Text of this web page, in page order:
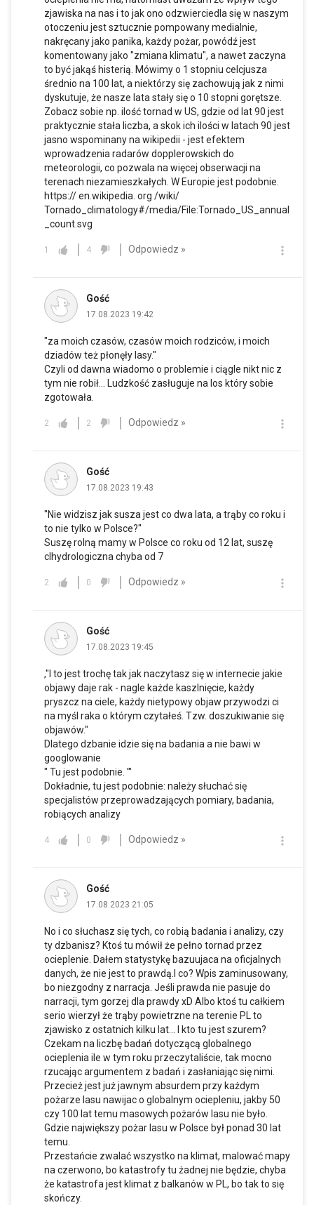
zjawiska na nas i to jak ono odzwierciedla się w naszym
otoczeniu jest sztucznie pompowany medialnie,
nakręcany jako panika, każdy pożar, powódź jest
komentowany jako "zmiana klimatu", a nawet zaczyna
to być jakąś histerią. Mówimy o 1 stopniu celcjusza
średnio na 100 lat, a niektórzy się zachowują jak z nimi
dyskutuje, że nasze lata stały się o 10 stopni gorętsze.
Zobacz sobie np. ilość tornad w US, gdzie od lat 90 jest
praktycznie stała liczba, a skok ich ilości w latach 90 jest
jasno wspominany na wikipedii - jest efektem
wprowadzenia radarów dopplerowskich do
meteorologii, co pozwala na więcej obserwacji na
terenach niezamieszkałych. W Europie jest podobnie.
https:// en.wikipedia. org /wiki/
Tornado_climatology#/media/File:Tornado_US_annual
_count.svg
1 4 Odpowiedz »
Gość
17.08.2023 19:42
"za moich czasów, czasów moich rodziców, i moich
dziadów też płonęły lasy."
Czyli od dawna wiadomo o problemie i ciągle nikt nic z
tym nie robił... Ludzkość zasługuje na los który sobie
zgotowała.
2 2 Odpowiedz »
Gość
17.08.2023 19:43
"Nie widzisz jak susza jest co dwa lata, a trąby co roku i
to nie tylko w Polsce?"
Suszę rolną mamy w Polsce co roku od 12 lat, suszę
clhydrologiczna chyba od 7
2 0 Odpowiedz »
Gość
17.08.2023 19:45
,"I to jest trochę tak jak naczytasz się w internecie jakie
objawy daje rak - nagle każde kaszlnięcie, każdy
pryszcz na ciele, każdy nietypowy objaw przywodzi ci
na myśl raka o którym czytałeś. Tzw. doszukiwanie się
objawów."
Dlatego dzbanie idzie się na badania a nie bawi w
googlowanie
" Tu jest podobnie. '"
Dokładnie, tu jest podobnie: należy słuchać się
specjalistów przeprowadzających pomiary, badania,
robiących analizy
4 0 Odpowiedz »
Gość
17.08.2023 21:05
No i co słuchasz się tych, co robią badania i analizy, czy
ty dzbanisz? Ktoś tu mówił że pełno tornad przez
ocieplenie. Dałem statystykę bazuujaca na oficjalnych
danych, że nie jest to prawdą.I co? Wpis zaminusowany,
bo niezgodny z narracja. Jeśli prawda nie pasuje do
narracji, tym gorzej dla prawdy xD Albo ktoś tu całkiem
serio wierzył że trąby powietrzne na terenie PL to
zjawisko z ostatnich kilku lat... I kto tu jest szurem?
Czekam na liczbę badań dotyczącą globalnego
ocieplenia ile w tym roku przeczytaliście, tak mocno
rzucając argumentem z badań i zasłaniając się nimi.
Przecież jest już jawnym absurdem przy każdym
pożarze lasu nawijac o globalnym ociepleniu, jakby 50
czy 100 lat temu masowych pożarów lasu nie było.
Gdzie największy pożar lasu w Polsce był ponad 30 lat
temu.
Przestańcie zwalać wszystko na klimat, malować mapy
na czerwono, bo katastrofy tu żadnej nie będzie, chyba
że katastrofa jest klimat z balkanów w PL, bo tak to się
skończy.